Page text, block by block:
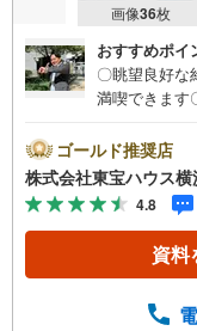
画像36枚
おすすめポイ
〇眺望良好な
満喫できます
の暮らしを叶
動産キャンペ
とPayPayボ
件ご成約キャ
う」「見学
い。※必ず
限は付与日
ゴールド推奨店
株式会社東宝ハウス横
4.8
資料